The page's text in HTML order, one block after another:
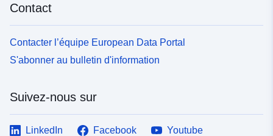
Contact
Contacter l’équipe European Data Portal
S'abonner au bulletin d'information
Suivez-nous sur
LinkedIn Facebook
Youtube